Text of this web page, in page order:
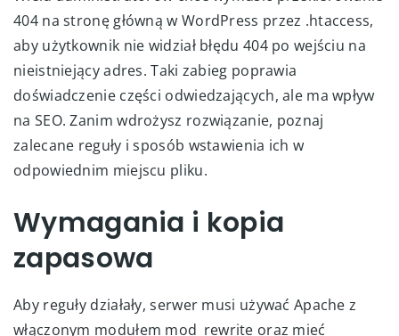
404 na stronę główną w WordPress przez .htaccess,
aby użytkownik nie widział błędu 404 po wejściu na
nieistniejący adres. Taki zabieg poprawia
doświadczenie części odwiedzających, ale ma wpływ
na SEO. Zanim wdrożysz rozwiązanie, poznaj
zalecane reguły i sposób wstawienia ich w
odpowiednim miejscu pliku.
Wymagania i kopia
zapasowa
Aby reguły działały, serwer musi używać Apache z
włączonym modułem mod_rewrite oraz mieć